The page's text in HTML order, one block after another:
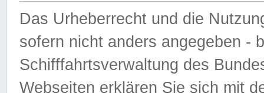
Das Urheberrecht und die
sofern nicht anders angegeben -
Schifffahrtsverwaltung des
Webseiten erklären Sie sich mit